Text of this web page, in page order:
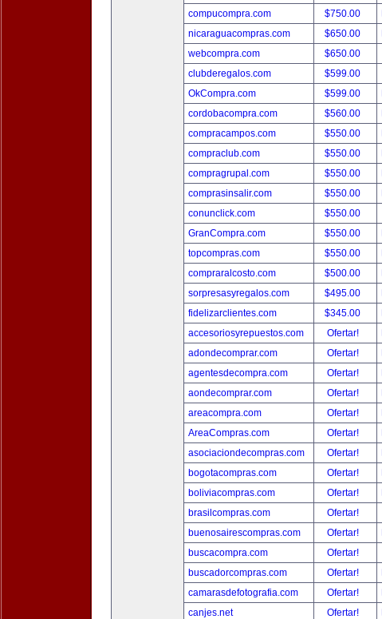
compucompra.com
$750.00
nicaraguacompras.com
$650.00
webcompra.com
$650.00
clubderegalos.com
$599.00
OkCompra.com
$599.00
cordobacompra.com
$560.00
compracampos.com
$550.00
compraclub.com
$550.00
compragrupal.com
$550.00
comprasinsalir.com
$550.00
conunclick.com
$550.00
GranCompra.com
$550.00
topcompras.com
$550.00
compraralcosto.com
$500.00
sorpresasyregalos.com
$495.00
fidelizarclientes.com
$345.00
accesoriosyrepuestos.com
Ofertar!
adondecomprar.com
Ofertar!
agentesdecompra.com
Ofertar!
aondecomprar.com
Ofertar!
areacompra.com
Ofertar!
AreaCompras.com
Ofertar!
asociaciondecompras.com
Ofertar!
bogotacompras.com
Ofertar!
boliviacompras.com
Ofertar!
brasilcompras.com
Ofertar!
buenosairescompras.com
Ofertar!
buscacompra.com
Ofertar!
buscadorcompras.com
Ofertar!
camarasdefotografia.com
Ofertar!
canjes.net
Ofertar!